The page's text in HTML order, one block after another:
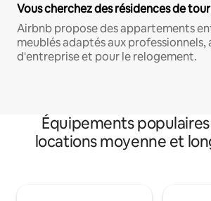
Vous cherchez des résidences de
Airbnb propose des appartements
meublés adaptés aux professionnels,
d'entreprise et pour le relogement.
Équipements
locations moyenne et